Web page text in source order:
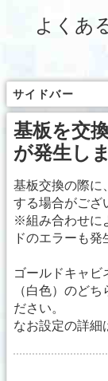
よくあ
サイドバー
基板を交
が発生し
基板交換の際に
する場合がござ
※組み合わせに
ドのエラーも発
ゴールドキャビ
（白色）のど
ださい。
なお設定の詳細